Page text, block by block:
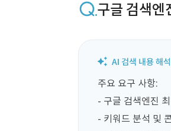
구글 검색엔
주요 요구 사항:
- 구글 검색엔진
- 키워드 분석 및